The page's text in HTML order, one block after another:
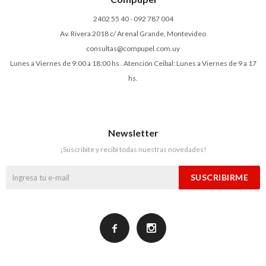
2402 55 40 - 092 787 004
Av. Rivera 2018 c/ Arenal Grande, Montevideo
consultas@compupel.com.uy
Lunes a Viernes de 9:00 a 18:00 hs . Atención Ceibal: Lunes a Viernes de 9 a 17
hs.
Newsletter
¡Suscribite y recibí todas nuestras novedades!
SUSCRIBIRME
 